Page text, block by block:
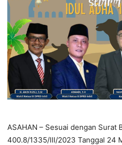
ASAHAN – Sesuai dengan Surat
400.8/1335/III/2023 Tanggal 24